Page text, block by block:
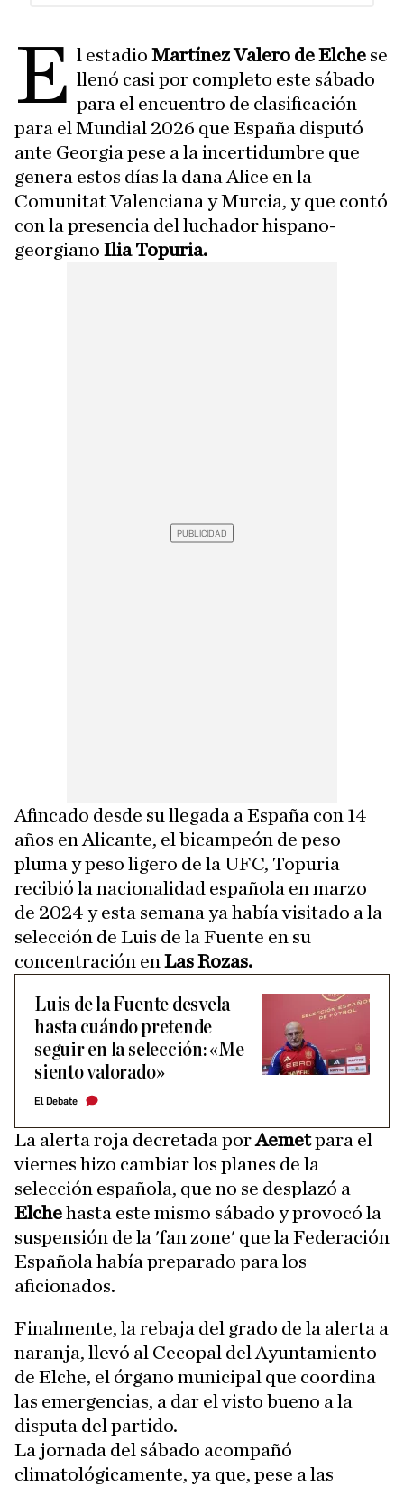
E l estadioMartínez Valero de Elche se
llenó casi por completo este sábado
para el encuentro de clasificación
para el Mundial 2026 que España disputó
ante Georgia pese a la incertidumbre que
genera estos días la dana Alice en la
Comunitat Valenciana y Murcia, y que contó
con la presencia del luchador hispano-
georgiano Ilia Topuria.
Afincado desde su llegada a España con 14
años en Alicante, el bicampeón de peso
pluma y peso ligero de la UFC, Topuria
recibió la nacionalidad española en marzo
de 2024 y esta semana ya había visitado a la
selección de Luis de la Fuente en su
concentración en Las Rozas.
Luis de la Fuente desvela
hasta cuándo pretende
seguir en la selección: «Me
siento valorado»
El Debate
La alerta roja decretada porAemetpara el
viernes hizo cambiar los planes de la
selección española, que no se desplazó a
Elchehasta este mismo sábado y provocó la
suspensión de la 'fan zone' que la Federación
Española había preparado para los
aficionados.
Finalmente, la rebaja del grado de la alerta a
naranja, llevó al Cecopal del Ayuntamiento
de Elche, el órgano municipal que coordina
las emergencias, a dar el visto bueno a la
disputa del partido.
La jornada del sábado acompañó
climatológicamente, ya que, pese a las